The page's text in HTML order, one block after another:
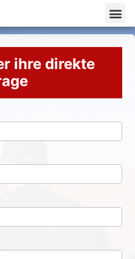
ihre direkte